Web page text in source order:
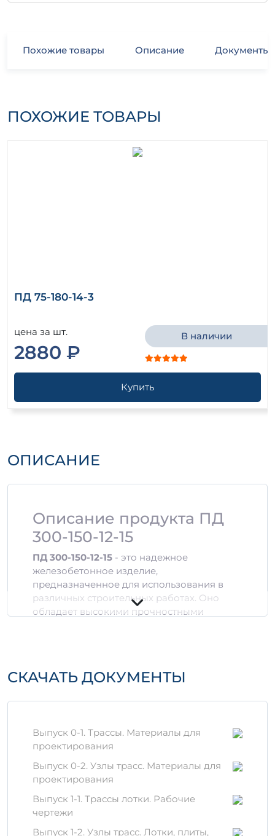
Похожие товары Описание Документы
ПОХОЖИЕ ТОВАРЫ
ПД 75-180-14-3
цена за шт.
2880 ₽
В наличии
Купить
ОПИСАНИЕ
Описание продукта ПД
300-150-12-15
ПД 300-150-12-15 - это надежное
железобетонное изделие,
предназначенное для использования в
различных строительных работах. Оно
обладает высокими прочностными
строительства.
Технические
Размеры: 300 мм х 150 мм х 12-15 мм
Объем:
Тип бетона:В60
Арматура:классы А-III, А-IV
Материалы
Изделие изготавливается из
СКАЧАТЬ ДОКУМЕНТЫ
Выпуск 0-1. Трассы. Материалы для
проектирования
Выпуск 0-2. Узлы трасс. Материалы для
проектирования
Выпуск 1-1. Трассы лотки. Рабочие
чертежи
Выпуск 1-2. Узлы трасс. Лотки, плиты,